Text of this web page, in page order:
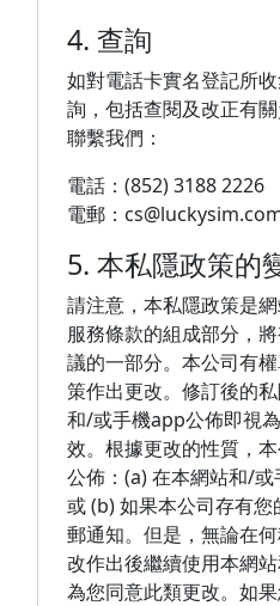
4. 查詢
如對電話卡實名登記所
詢，包括查閱及改正有
聯繫我們：
電話：(852) 3188 2226
電郵：
5. 本私隱政策的
請注意，本私隱政策是
服務條款的組成部分，
議的一部分。本公司有
策作出更改。修訂後的
和/或手機app公佈即視
效。根據更改的性質，
公佈：(a) 在本網站和/或
或 (b) 如果本公司存有
郵通知。但是，無論在
改作出後繼續使用本網
為您同意此類更改。如